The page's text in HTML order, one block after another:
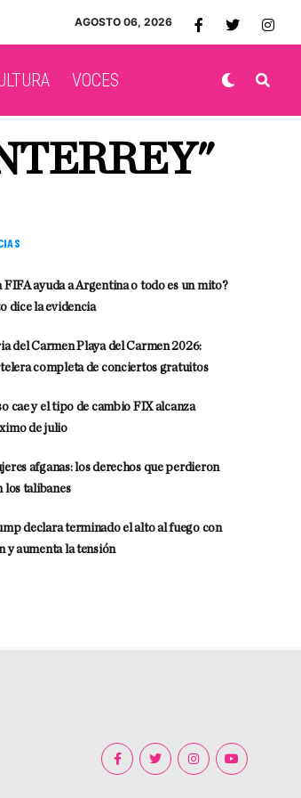
AGOSTO 06, 2026
VOCES
FIFA ayuda a Argentina o todo es un mito?
dice la evidencia
del Carmen Playa del Carmen 2026:
completa de conciertos gratuitos
cae y el tipo de cambio FIX alcanza
de julio
afganas: los derechos que perdieron
los talibanes
declara terminado el alto al fuego con
y aumenta la tensión